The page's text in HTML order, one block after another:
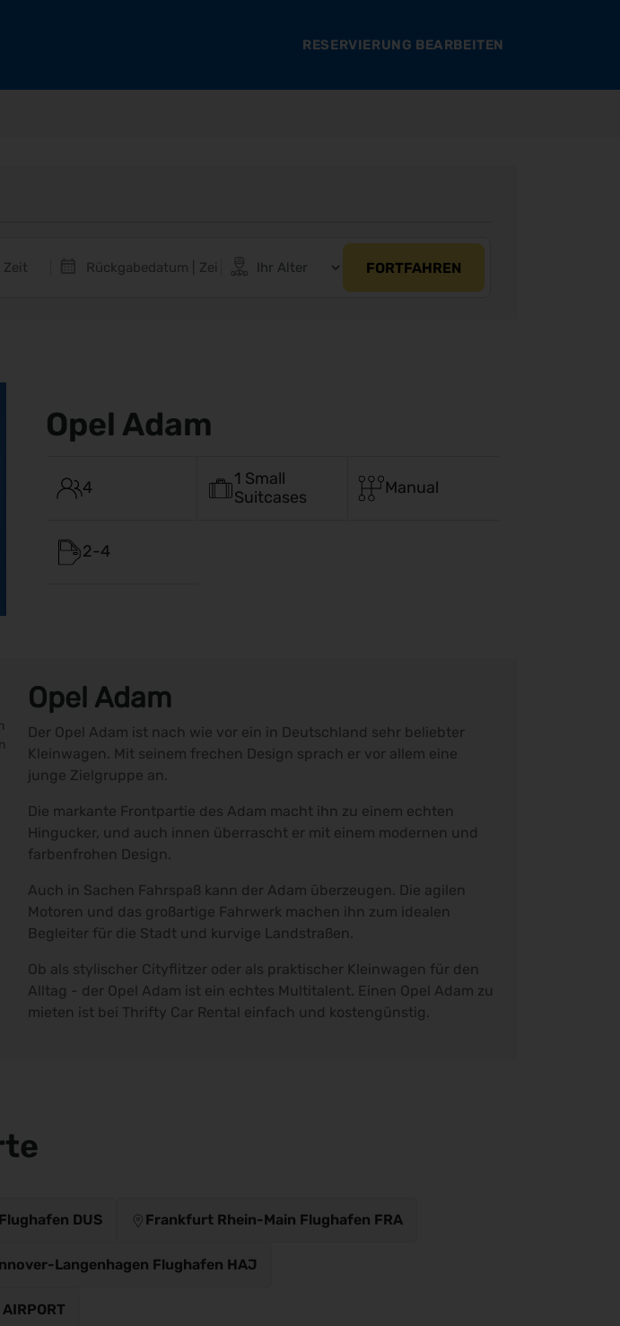
RESERVIERUNG BEARBEITEN
FORTFAHREN
Opel Adam
4
1 Small
Suitcases
Manual
2-4
Opel Adam
Der Opel Adam ist nach wie vor ein in Deutschland sehr beliebter
Kleinwagen. Mit seinem frechen Design sprach er vor allem eine
junge Zielgruppe an.
Die markante Frontpartie des Adam macht ihn zu einem echten
Hingucker, und auch innen überrascht er mit einem modernen und
farbenfrohen Design.
Auch in Sachen Fahrspaß kann der Adam überzeugen. Die agilen
Motoren und das großartige Fahrwerk machen ihn zum idealen
Begleiter für die Stadt und kurvige Landstraßen.
Ob als stylischer Cityflitzer oder als praktischer Kleinwagen für den
Alltag - der Opel Adam ist ein echtes Multitalent. Einen Opel Adam zu
mieten ist bei Thrifty Car Rental einfach und kostengünstig.
DUS Frankfurt Rhein-Main Flughafen FRA
Langenhagen Flughafen HAJ